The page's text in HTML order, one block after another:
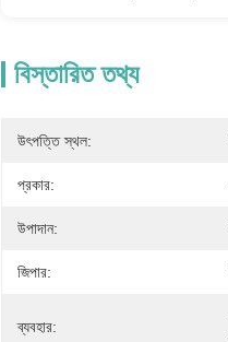
বিস্তারিত তথ্য
উৎপত্তি স্থল:
প্রকার:
উপাদান:
জিপার:
ব্যবহার: